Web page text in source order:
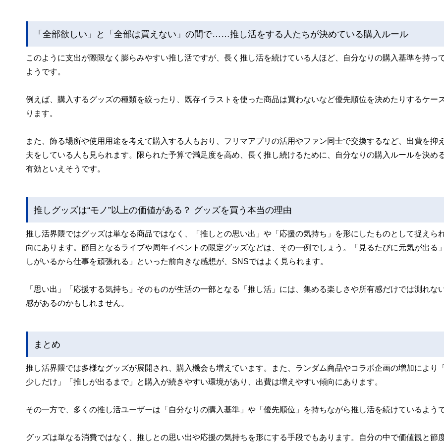
「全部欲しい」と「全部は買えない」の間で……推し活をする人たちが決めている購入ルール
このように支出が際限なく膨らみやすい推し活ですが、長く推し活を続けている人ほど、自分なりの購入基準を持っ
ようです。
例えば、購入するグッズの種類を絞ったり、既存イラストを使った商品は買わないなど優先順位を決めたりするケー
ります。
また、飾る場所や使用用途を考えて購入する人もおり、フリマアプリの活用やファン同士で交換するなど、出費を抑
夫をしている人も見られます。限られた予算で満足度を高め、長く推し続けるために、自分なりの購入ルールを決め
有効といえそうです。
推しグッズは“モノ”以上の価値がある？ グッズを買う本当の理由
推し活界隈ではグッズは単なる商品ではなく、「推しとの思い出」や「応援の気持ち」を形にしたものとして捉えら
向にあります。節目となるライブや周年イベントの限定グッズなどは、その一例でしょう。「見るたびに元気が出る
しがいるから仕事を頑張れる」といった前向きな感想が、SNSではよく見られます。
「思い出」「応援する気持ち」そのものが生活の一部となる「推し活」には、集める楽しさや所有感だけでは測れな
感があるのかもしれません。
まとめ
推し活界隈では多様なグッズが展開され、購入機会も増えています。また、ランダム商品やコラボ企画の増加により
少しだけ」「推しが出るまで」と購入が続きやすい環境があり、出費は増えやすい傾向にあります。
その一方で、多くの推し活ユーザーは「自分なりの購入基準」や「優先順位」を持ちながら推し活を続けているようで
グッズは単なる消費ではなく、推しとの思い出や応援の気持ちを形にする手段でもあります。自分の中で価値観と節